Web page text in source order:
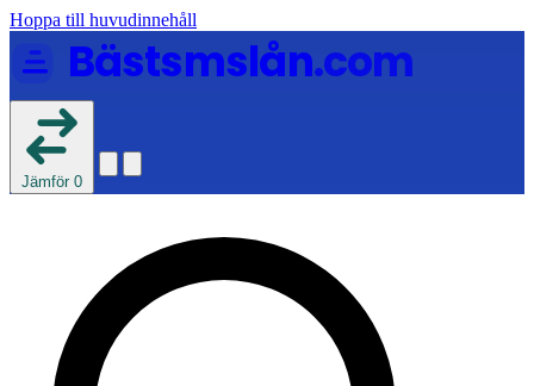
Hoppa till huvudinnehåll
Bästsmslån.com
Jämför 0